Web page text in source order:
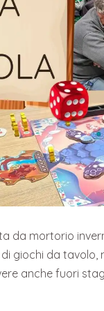
da mortorio
giochi da tavolo,
anche fuori